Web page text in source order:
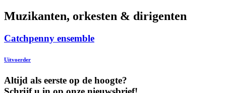
Muzikanten, orkesten & dirigenten
Catchpenny ensemble
Uitvoerder
Altijd als eerste op de hoogte?